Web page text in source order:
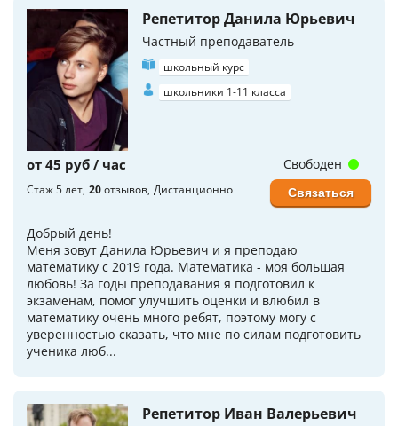
Репетитор Данила Юрьевич
Частный преподаватель
школьный курс
школьники 1-11 класса
от 45 руб / час
Стаж 5 лет 20отзывов Дистанционно
Добрый день!
Меня зовут Данила Юрьевич и я преподаю
математику с 2019 года. Математика - моя большая
любовь! За годы преподавания я подготовил к
экзаменам, помог улучшить оценки и влюбил в
математику очень много ребят, поэтому могу с
уверенностью сказать, что мне по силам подготовить
ученика люб...
Свободен
Связаться
Репетитор Иван Валерьевич